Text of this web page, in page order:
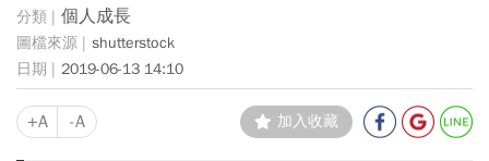
個人成長
shutterstock
2019-06-13 14:10
+A -A 加入收藏